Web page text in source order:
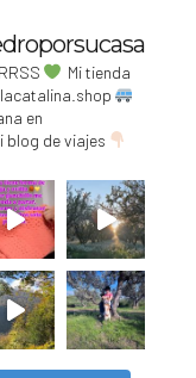
Mi tienda
en
blog de viajes